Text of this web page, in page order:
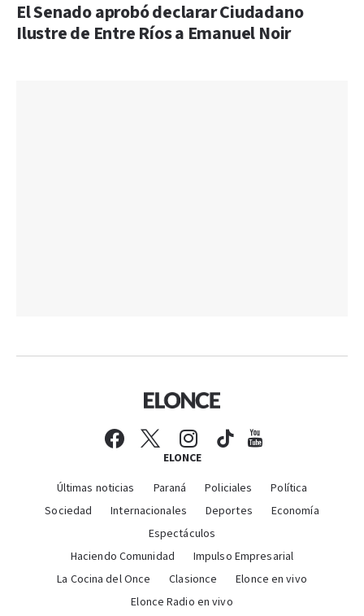
El Senado aprobó declarar Ciudadano
Ilustre de Entre Ríos a Emanuel Noir
ELONCE
Últimas noticias Paraná Policiales
Política
Sociedad
Internacionales Deportes
Economía
Espectáculos
Haciendo Comunidad
Impulso Empresarial
La Cocina del Once
Clasionce
Elonce en vivo
Elonce Radio en vivo